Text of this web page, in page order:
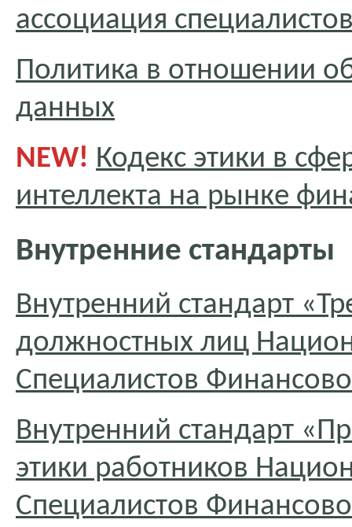
ассоциация
Политика в отношении
данных
NEW! Кодекс этики в
интеллекта на рынке
Внутренние стандарты
Внутренний стандарт
должностных лиц
Специалистов
Внутренний стандарт
этики работников
Специалистов